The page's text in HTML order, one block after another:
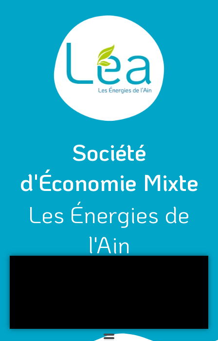
Société
d'Économie Mixte
Les Énergies de
l'Ain
Menu